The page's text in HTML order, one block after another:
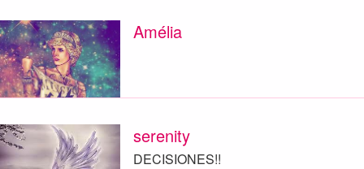
Amélia
serenity
DECISIONES!!